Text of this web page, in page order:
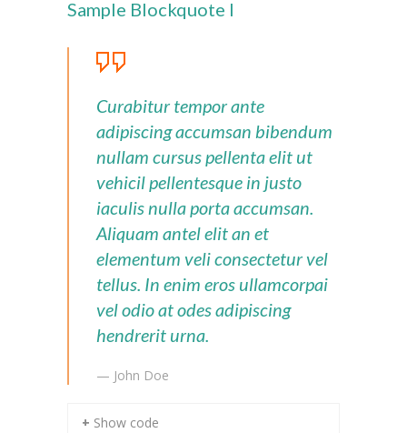
---- Leitbild
-- Unser Team
---- Schulleitung
---- Kollegium
---- Verwaltung
---- Schulsozialarbeit
---- Sprachförderung
---- Alltagshelferin
---- OGS
---- Betreuung
Sample Blockquote I
Curabitur tempor ante
adipiscing accumsan bibendum
nullam cursus pellenta elit ut
vehicil pellentesque in justo
iaculis nulla porta accumsan.
Aliquam antel elit an et
elementum veli consectetur vel
tellus. In enim eros ullamcorpai
vel odio at odes adipiscing
hendrerit urna.
— John Doe
+ Show code